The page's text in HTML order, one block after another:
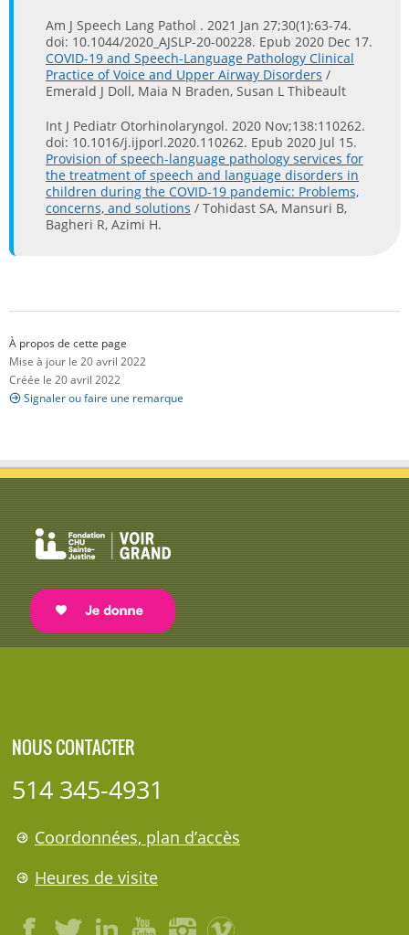
Am J Speech Lang Pathol . 2021 Jan 27;30(1):63-74.
doi: 10.1044/2020_AJSLP-20-00228. Epub 2020 Dec 17.
COVID-19 and Speech-Language Pathology Clinical
Practice of Voice and Upper Airway Disorders /
Emerald J Doll, Maia N Braden, Susan L Thibeault
Int J Pediatr Otorhinolaryngol. 2020 Nov;138:110262.
doi: 10.1016/j.ijporl.2020.110262. Epub 2020 Jul 15.
Provision of speech-language pathology services for
the treatment of speech and language disorders in
children during the COVID-19 pandemic: Problems,
concerns, and solutions / Tohidast SA, Mansuri B,
Bagheri R, Azimi H.
À propos de cette page
Mise à jour le 20 avril 2022
Créée le 20 avril 2022
Signaler ou faire une remarque
NOUS CONTACTER
514 345-4931
Coordonnées, plan d’accès
Heures de visite